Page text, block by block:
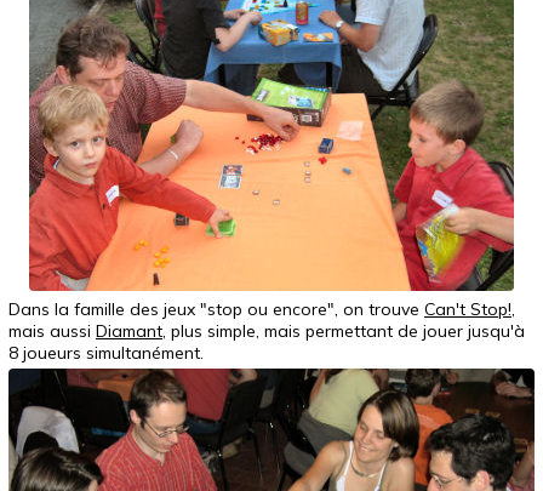
Dans la famille des jeux "stop ou encore", on trouve Can't Stop!,
mais aussi Diamant, plus simple, mais permettant de jouer jusqu'à
8 joueurs simultanément.